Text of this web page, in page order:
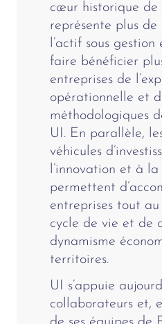
cœur historique de
représente plus
l’actif sous
faire bénéficier
entreprises de
opérationnelle et
méthodologiques
UI. En parallèle,
véhicules
l’innovation et à
permettent
entreprises tout
cycle de vie et de
dynamisme
territoires.
UI s’appuie
collaborateurs et,